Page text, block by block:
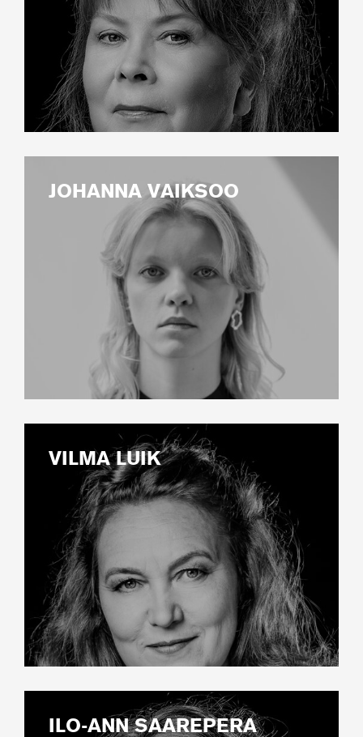
JOHANNA VAIKSOO
VILMA LUIK
ILO-ANN SAAREPERA